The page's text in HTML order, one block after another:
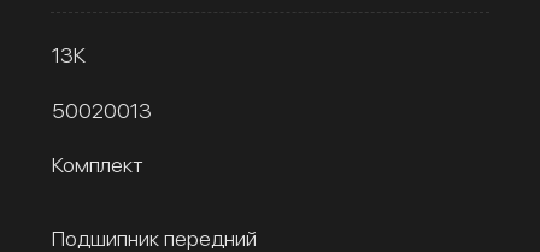
13К
50020013
Комплект
Подшипник передний